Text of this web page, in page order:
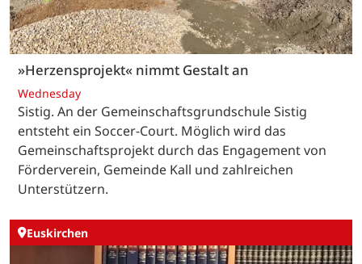
»Herzensprojekt« nimmt Gestalt an
Wednesday
Sistig. An der Gemeinschaftsgrundschule Sistig
entsteht ein Soccer-Court. Möglich wird das
Gemeinschaftsprojekt durch das Engagement von
Förderverein, Gemeinde Kall und zahlreichen
Unterstützern.
Euskirchen